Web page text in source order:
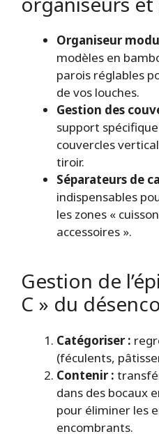
Organiseur
modèles en
parois réglables
de vos louches.
Gestion des
support
couvercles
tiroir.
Séparateurs de
indispensables
les zones «
accessoires ».
Gestion de
C » du
Catégoriser :
(féculents,
Contenir :
dans des bocaux
pour éliminer les
encombrants.